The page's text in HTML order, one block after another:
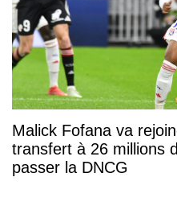
Malick Fofana va
transfert à 26 millions
passer la DNCG